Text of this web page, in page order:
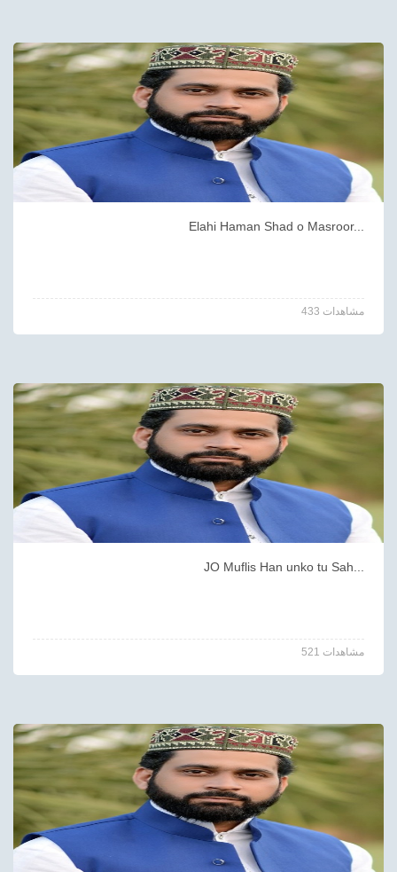
Elahi Haman Shad o Masroor...
433 مشاهدات
JO Muflis Han unko tu Sah...
521 مشاهدات